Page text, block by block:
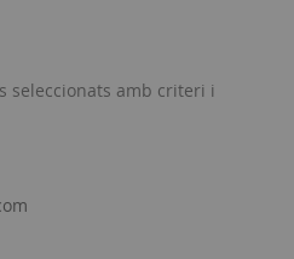
de desitjos
seleccionats amb criteri i